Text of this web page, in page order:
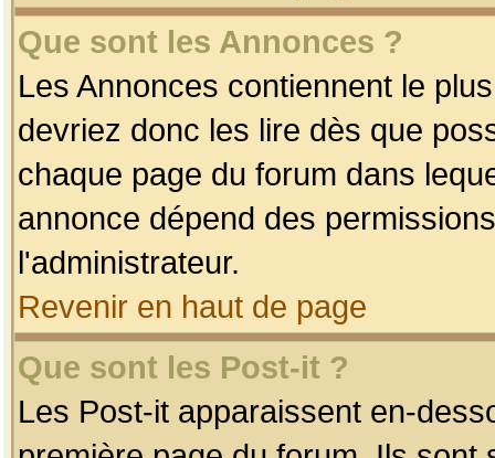
Que sont les Annonces ?
Les Annonces contiennent le
devriez donc les lire dès que
chaque page du forum dans
annonce dépend des
l'administrateur.
Revenir en haut de page
Que sont les Post-it ?
Les Post-it apparaissent en-